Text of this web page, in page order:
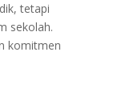
tetapi
sekolah.
komitmen